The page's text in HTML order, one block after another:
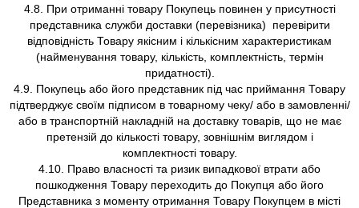
4.8. При отриманні товару Покупець повинен у присутності
представника служби доставки (перевізника) перевірити
відповідність Товару якісним і кількісним характеристикам
(найменування товару, кількість, комплектність, термін
придатності).
4.9. Покупець або його представник під час приймання Товару
підтверджує своїм підписом в товарному чеку/ або в замовленні/
або в транспортній накладній на доставку товарів, що не має
претензій до кількості товару, зовнішнім виглядом і
комплектності товару.
4.10. Право власності та ризик випадкової втрати або
пошкодження Товару переходить до Покупця або його
Представника з моменту отримання Товару Покупцем в місті